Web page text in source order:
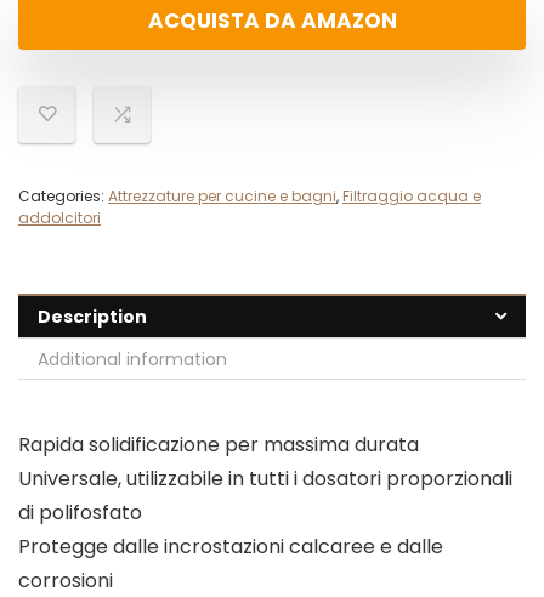
ACQUISTA DA AMAZON
Categories: Attrezzature per cucine e bagni, Filtraggio acqua e
addolcitori
Description
Additional information
Rapida solidificazione per massima durata
Universale, utilizzabile in tutti i dosatori proporzionali
di polifosfato
Protegge dalle incrostazioni calcaree e dalle
corrosioni